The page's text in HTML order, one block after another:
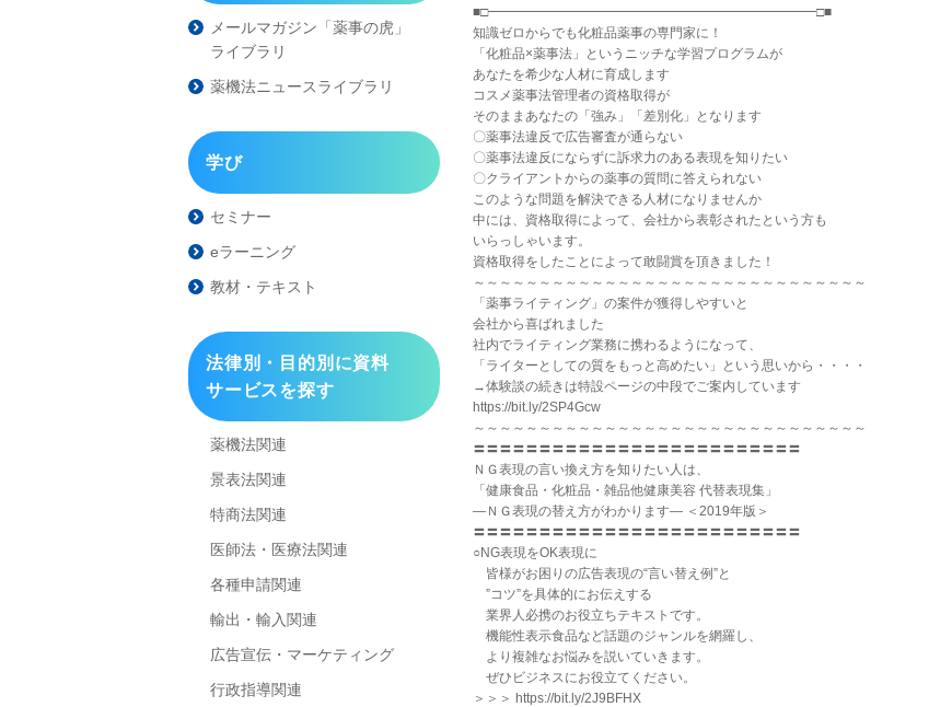
■□━━━━━━━━━━━━━━━━━━━━━━━━━□■
知識ゼロからでも化粧品薬事の専門家に！
「化粧品×薬事法」というニッチな学習プログラムが
あなたを希少な人材に育成します
コスメ薬事法管理者の資格取得が
そのままあなたの「強み」「差別化」となります
〇薬事法違反で広告審査が通らない
〇薬事法違反にならずに訴求力のある表現を知りたい
〇クライアントからの薬事の質問に答えられない
このような問題を解決できる人材になりませんか
中には、資格取得によって、会社から表彰されたという方も
いらっしゃいます。
資格取得をしたことによって敢闘賞を頂きました！
～～～～～～～～～～～～～～～～～～～～～～～～～～～～～～
「薬事ライティング」の案件が獲得しやすいと
会社から喜ばれました
社内でライティング業務に携わるようになって、
「ライターとしての質をもっと高めたい」という思いから・・・・
→体験談の続きは特設ページの中段でご案内しています
https://bit.ly/2SP4Gcw
～～～～～～～～～～～～～～～～～～～～～～～～～～～～～～
〓〓〓〓〓〓〓〓〓〓〓〓〓〓〓〓〓〓〓〓〓〓〓〓〓
ＮＧ表現の言い換え方を知りたい人は、
「健康食品・化粧品・雑品他健康美容 代替表現集」
―ＮＧ表現の替え方がわかります― ＜2019年版＞
〓〓〓〓〓〓〓〓〓〓〓〓〓〓〓〓〓〓〓〓〓〓〓〓〓
○NG表現をOK表現に
皆様がお困りの広告表現の“言い替え例”と
”コツ”を具体的にお伝えする
業界人必携のお役立ちテキストです。
機能性表示食品など話題のジャンルを網羅し、
より複雑なお悩みを説いていきます。
ぜひビジネスにお役立てください。
＞＞＞ https://bit.ly/2J9BFHX
メールマガジン「薬事の虎」
ライブラリ
薬機法ニュースライブラリ
学び
セミナー
eラーニング
教材・テキスト
法律別・目的別に資料
サービスを探す
薬機法関連
景表法関連
特商法関連
医師法・医療法関連
各種申請関連
輸出・輸入関連
広告宣伝・マーケティング
行政指導関連